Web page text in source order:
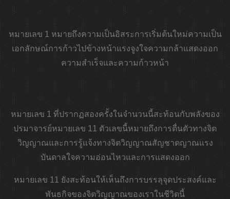
หมายเลข 1 หมายถึงความเป็นอิสระการเริ่มต้นใหม่ความเป็น
เอกลักษณ์การก้าวไปข้างหน้าแรงจูงใจความกล้าแสดงออก
ความสำเร็จและความก้าวหน้า
หมายเลข 1 ที่ปรากฏสองครั้งในจำนวนนี้สะท้อนกับพลังของ
ปรมาจารย์หมายเลข 11 ตัวเลขนี้หมายถึงการตื่นตัวทางจิต
วิญญาณและการรู้แจ้งทางจิตวิญญาณสัญชาตญาณแรง
บันดาลใจความอ่อนไหวและการแสดงออก
หมายเลข 11 ยังสะท้อนให้เห็นถึงการบรรลุจุดประสงค์และ
พันธกิจของจิตวิญญาณของเราในชีวิตนี้